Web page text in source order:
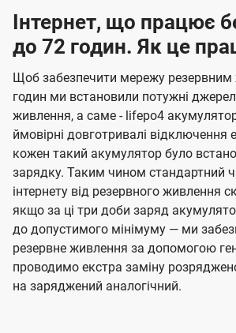
Інтернет, що працює
до 72 годин. Як це
Щоб забезпечити мережу
годин ми встановили потужні
живлення, а саме - lifepo4
ймовірні довготривалі відключення
кожен такий акумулятор було
зарядку. Таким чином стандартний
інтернету від резервного живлення
якщо за ці три доби заряд
до допустимого мінімуму — ми
резервне живлення за допомогою
проводимо екстра заміну
на заряджений аналогічний.